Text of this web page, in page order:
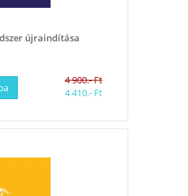
újraindítása
4 900.- Ft
4 410.- Ft